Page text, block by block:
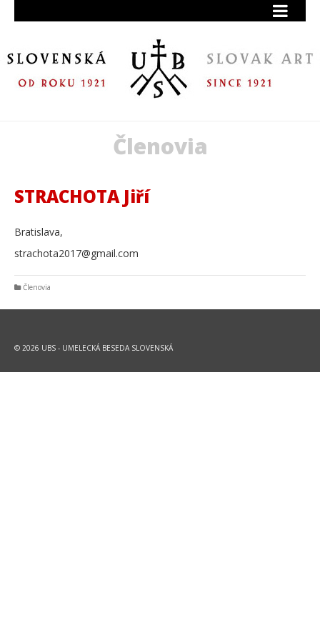
Členovia
STRACHOTA Jiří
Bratislava,
strachota2017@gmail.com
Členovia
© 2026 UBS - UMELECKÁ BESEDA SLOVENSKÁ